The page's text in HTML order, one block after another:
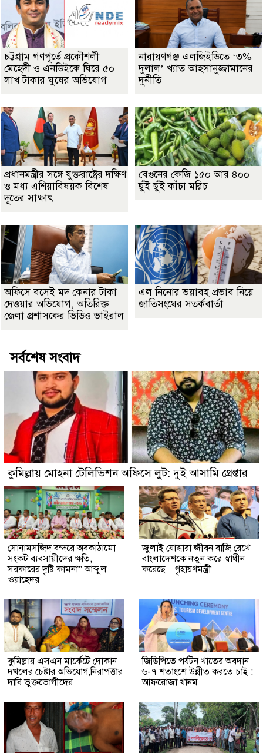
চট্টগ্রাম গণপূর্তে প্রকৌশলী
মেহেদী ও এনডিইকে ঘিরে ৫০
লাখ টাকার ঘুষের অভিযোগ
নারায়ণগঞ্জ এলজিইডিতে ‘৩%
দুলাল’ খ্যাত আহসানুজ্জামানের
দুর্নীতি
প্রধানমন্ত্রীর সঙ্গে যুক্তরাষ্ট্রের দক্ষিণ
ও মধ্য এশিয়াবিষয়ক বিশেষ
দূতের সাক্ষাৎ
বেগুনের কেজি ১৫০ আর ৪০০
ছুঁই ছুঁই কাঁচা মরিচ
অফিসে বসেই মদ কেনার টাকা
দেওয়ার অভিযোগ, অতিরিক্ত
জেলা প্রশাসকের ভিডিও ভাইরাল
এল নিনোর ভয়াবহ প্রভাব নিয়ে
জাতিসংঘের সতর্কবার্তা
সর্বশেষ সংবাদ
কুমিল্লায় মোহনা টেলিভিশন অফিসে লুট: দুই আসামি গ্রেপ্তার
সোনামসজিদ বন্দরে অবকাঠামো
সংকট ব্যবসায়ীদের ক্ষতি,
সরকারের দৃষ্টি কামনা” আব্দুল
ওয়াহেদর
জুলাই যোদ্ধারা জীবন বাজি রেখে
বাংলাদেশকে নতুন করে স্বাধীন
করেছে – গৃহায়ণমন্ত্রী
কুমিল্লায় এসএন মার্কেটে দোকান
দখলের চেষ্টার অভিযোগ,নিরাপত্তার
দাবি ভুক্তভোগীদের
জিডিপিতে পর্যটন খাতের অবদান
৬-৭ শতাংশে উন্নীত করতে চাই :
আফরোজা খানম